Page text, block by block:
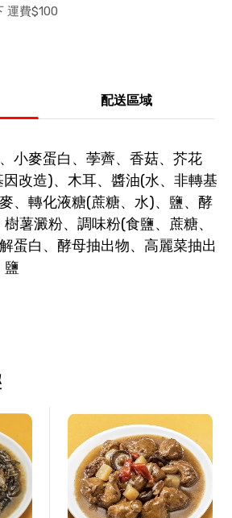
運費$100
配送區域
小麥蛋白、荸薺、香菇、芥花
改造)、木耳、醬油(水、非轉基
、轉化液糖(蔗糖、水)、鹽、酵
薯澱粉、調味粉(食鹽、蔗糖、
蛋白、酵母抽出物、高麗菜抽出
鹽